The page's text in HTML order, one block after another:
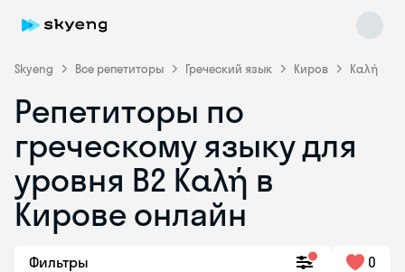
Skyeng Все репетиторы Греческий язык Киров Καλή
Репетиторы по
греческому языку для
уровня Β2 Καλή в
Кирове онлайн
Фильтры 0
Skyeng Chat